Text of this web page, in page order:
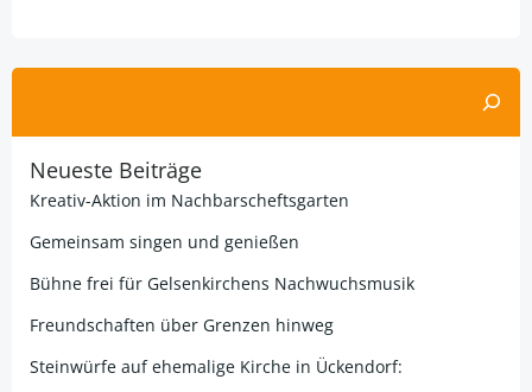
Neueste Beiträge
Kreativ-Aktion im Nachbarscheftsgarten
Gemeinsam singen und genießen
Bühne frei für Gelsenkirchens Nachwuchsmusik
Freundschaften über Grenzen hinweg
Steinwürfe auf ehemalige Kirche in Ückendorf: